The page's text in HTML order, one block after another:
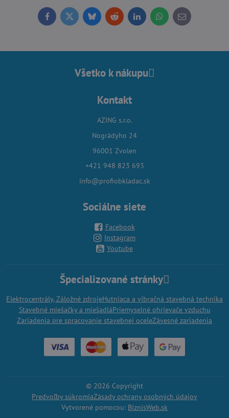
FacebookTwitterBlueskyReddit LinkedInWhatsApp
E-
mail
Všetko k nákupu
Kontakt
AZING s.r.o.
Nográdyho 24
96001 Zvolen
+421 948 823 693
info@profiobkladac.sk
Sociálne siete
Facebook
Instagram
Youtube
Špecializované stránky
Elektrocentrály, Záložné zdrojeHutniaca a vibračná stavebná technika
Stavebné miešačky a miešadláPriemyselné ohrievače vzduchu
Zariadenia pre spracovanie stavebnej oceleZávesné zariadenia
© 2026 Copyright
Predvoľby súkromiaZásady ochrany osobných údajov
Vytvorené pomocou: BiznisWeb.sk